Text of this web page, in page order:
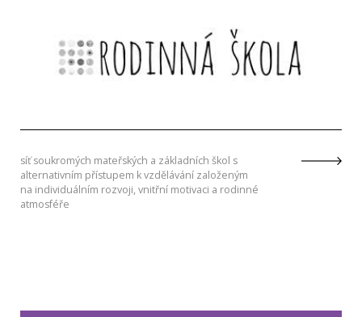
síť soukromých mateřských a základních škol s
alternativním přístupem k vzdělávání založeným
na individuálním rozvoji, vnitřní motivaci a rodinné
atmosféře